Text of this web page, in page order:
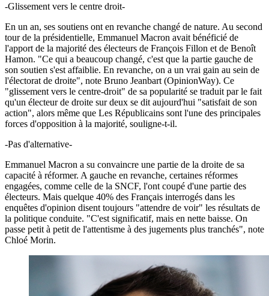
-Glissement vers le centre droit-
En un an, ses soutiens ont en revanche changé de nature. Au second
tour de la présidentielle, Emmanuel Macron avait bénéficié de
l'apport de la majorité des électeurs de François Fillon et de Benoît
Hamon. "Ce qui a beaucoup changé, c'est que la partie gauche de
son soutien s'est affaiblie. En revanche, on a un vrai gain au sein de
l'électorat de droite", note Bruno Jeanbart (OpinionWay). Ce
"glissement vers le centre-droit" de sa popularité se traduit par le fait
qu'un électeur de droite sur deux se dit aujourd'hui "satisfait de son
action", alors même que Les Républicains sont l'une des principales
forces d'opposition à la majorité, souligne-t-il.
-Pas d'alternative-
Emmanuel Macron a su convaincre une partie de la droite de sa
capacité à réformer. A gauche en revanche, certaines réformes
engagées, comme celle de la SNCF, l'ont coupé d'une partie des
électeurs. Mais quelque 40% des Français interrogés dans les
enquêtes d'opinion disent toujours "attendre de voir" les résultats de
la politique conduite. "C'est significatif, mais en nette baisse. On
passe petit à petit de l'attentisme à des jugements plus tranchés", note
Chloé Morin.